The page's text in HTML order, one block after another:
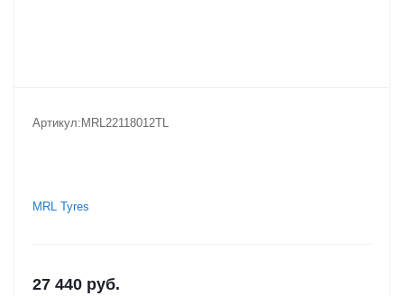
Артикул: MRL22118012TL
MRL Tyres
27 440 руб.